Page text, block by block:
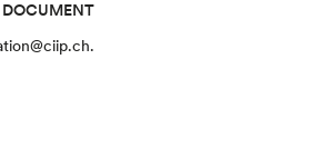
DOCUMENT
.